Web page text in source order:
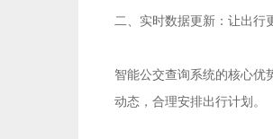
二、实时数据更新：让出行
智能公交查询系统的核心优
动态，合理安排出行计划。